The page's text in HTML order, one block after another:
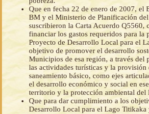
Que en fecha 22 de enero de 2007, el
BM y el Ministerio de Planificación
suscribieron la Carta Acuerdo Q5560,
financiar los gastos requeridos para la
Proyecto de Desarrollo Local para el
objetivo de promover el desarrollo
Municipios de esa región, a través del
las actividades turísticas y la provisión
saneamiento básico, como ejes
el desarrollo económico y social en
territorio y la protección ambiental del
Que para dar cumplimiento a los
Desarrollo Local para el Lago Titikaka